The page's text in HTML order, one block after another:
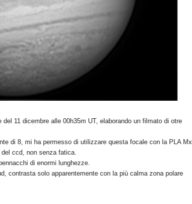
11 dicembre alle 00h35m UT, elaborando un filmato di otre
di 8, mi ha permesso di utilizzare questa focale con la PLA Mx
ccd, non senza fatica.
di enormi lunghezze.
contrasta solo apparentemente con la più calma zona polare